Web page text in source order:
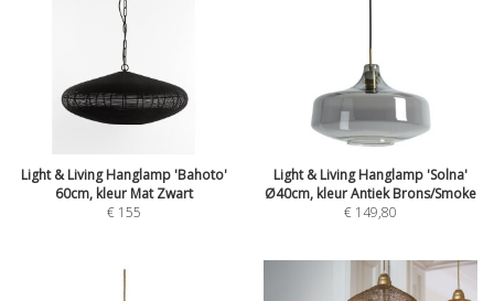
Light & Living Hanglamp 'Bahoto'
60cm, kleur Mat Zwart
€ 155
Light & Living Hanglamp 'Solna'
Ø40cm, kleur Antiek Brons/Smoke
€ 149,80